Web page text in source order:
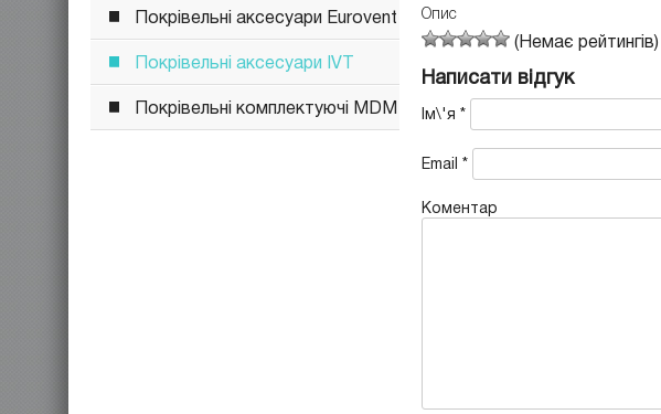
Покрівельні аксесуари Eurovent
Покрівельні аксесуари IVT
Покрівельні комплектуючі MDM
Опис
(Немає рейтингів)
Написати відгук
Ім\'я *
Email *
Коментар